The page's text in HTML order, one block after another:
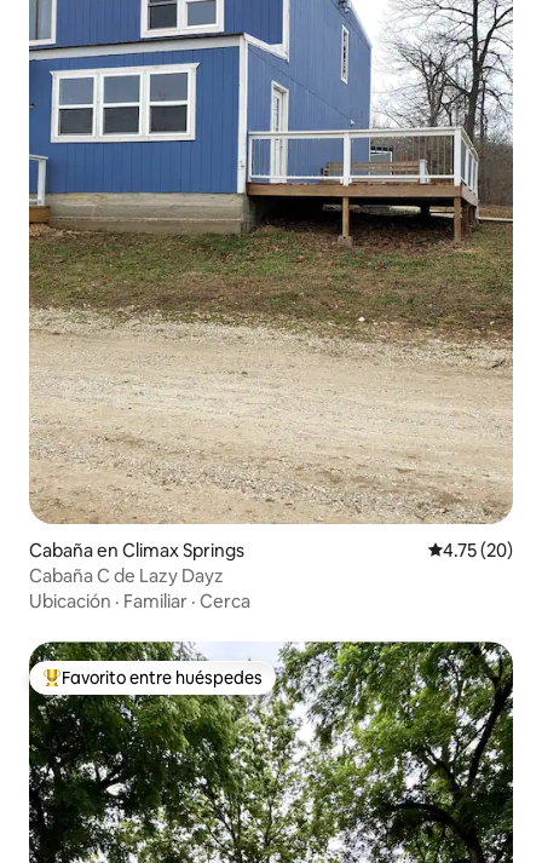
Cabaña en Climax Springs Calificación
4.75 (20)
Cabaña C de Lazy Dayz
Ubicación · Familiar · Cerca
De los mejores en Favorito entre huéspedes
Favorito entre huéspedes